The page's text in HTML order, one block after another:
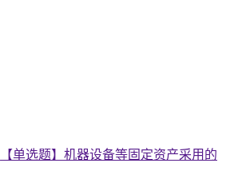
【单选题】机器设备等固定资产采用的